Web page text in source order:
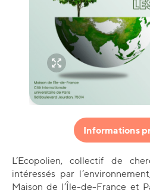
Informations
L’Ecopolien, collectif de
intéressés par
Maison de l’Île-de-France et